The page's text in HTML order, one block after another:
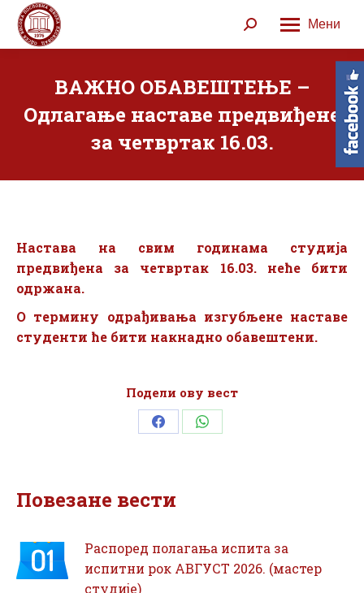
Мени
Search:
ВАЖНО ОБАВЕШТЕЊЕ –
Одлагање наставе предвиђене
за четвртак 16.03.
Настава на свим годинама студија
предвиђена за четвртак 16.03. неће бити
одржана.
О термину одрађивања изгубљене наставе
студенти ће бити накнадно обавештени.
Подели ову вест
Share Share
Повезане вести
Распоред полагања испита за
испитни рок АВГУСТ 2026. (мастер
студије)